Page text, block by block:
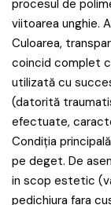
procesul de
viitoarea unghie.
Culoarea,
coincid complet
utilizată cu
(datorită
efectuate,
Condiția
pe deget. De
in scop estetic
pedichiura fara